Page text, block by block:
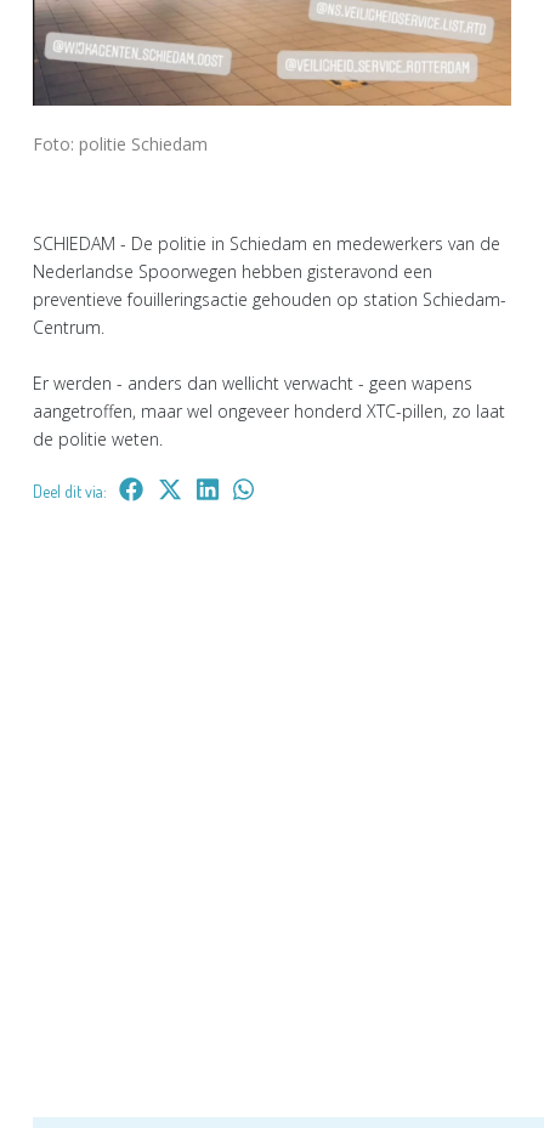
Foto: politie Schiedam
SCHIEDAM - De politie in Schiedam en medewerkers van de
Nederlandse Spoorwegen hebben gisteravond een
preventieve fouilleringsactie gehouden op station Schiedam-
Centrum.
Er werden - anders dan wellicht verwacht - geen wapens
aangetroffen, maar wel ongeveer honderd XTC-pillen, zo laat
de politie weten.
Deel dit via: